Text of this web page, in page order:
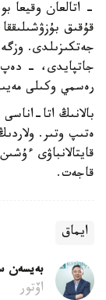
- اتالعان وقيعا
قۇقىق بۇزۋشىلىققا
جەتكىزىلدى. وزگە
جاتپايدى، - دەپ
رەسمي وكىلى
بالانىڭ اتا-
ەتىپ وتىر.
قايتالانباۋى
قاجەت.
ايماق
بەيسەن
اۆتور